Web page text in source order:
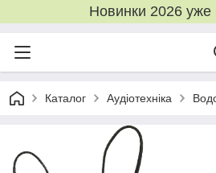
Новинки 2026 уже
Каталог Аудіотехніка